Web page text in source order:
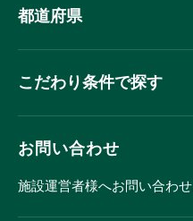
都道府県
こだわり条件で探す
お問い合わせ
施設運営者様へお問い合わせ